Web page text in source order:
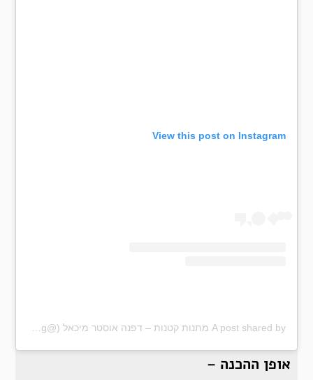
View this post on Instagram
A post shared by מתנות קטנות – דפנה אוסטר מיכאל (@matanot_ktanot_blog)
אופן ההכנה –